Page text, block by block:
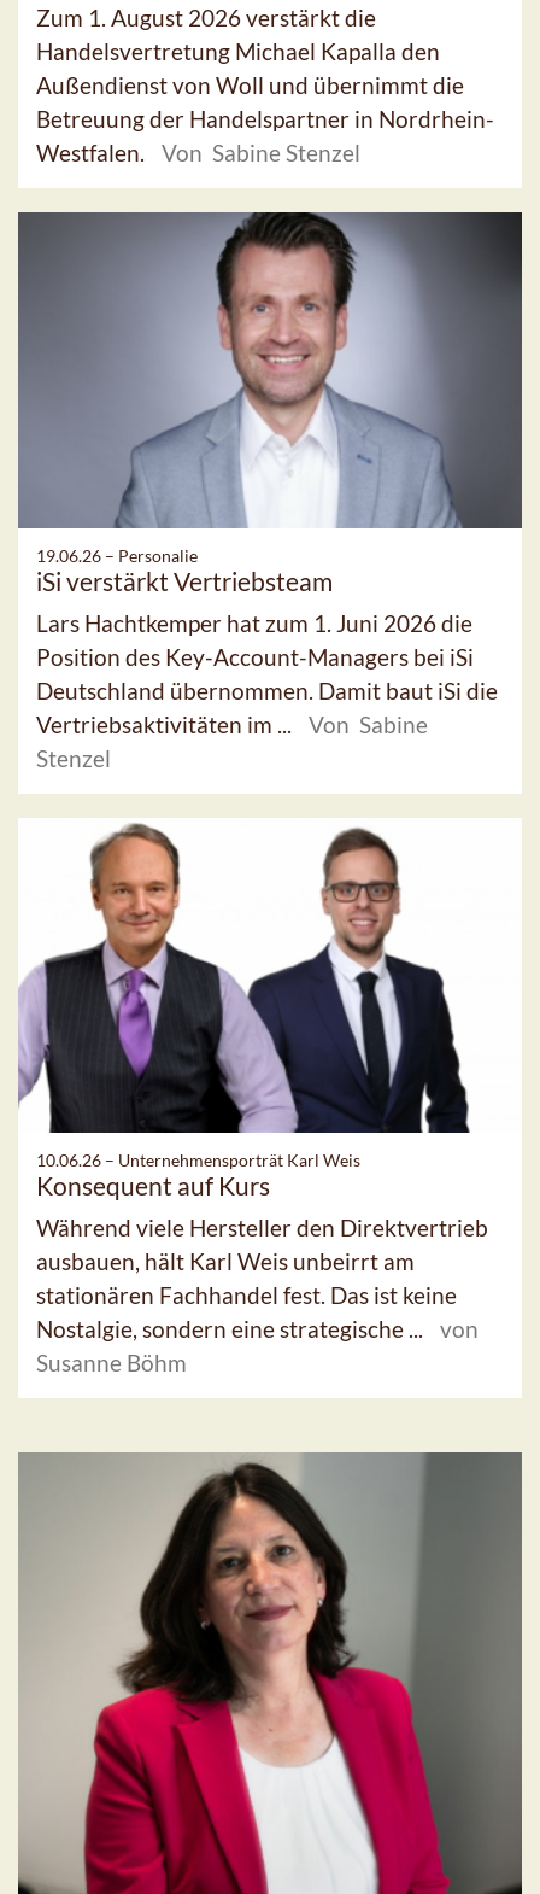
Zum 1. August 2026 verstärkt die
Handelsvertretung Michael Kapalla den
Außendienst von Woll und übernimmt die
Betreuung der Handelspartner in Nordrhein-
Westfalen.
Von Sabine Stenzel
19.06.26 – Personalie
iSi verstärkt Vertriebsteam
Lars Hachtkemper hat zum 1. Juni 2026 die
Position des Key-Account-Managers bei iSi
Deutschland übernommen. Damit baut iSi die
Vertriebsaktivitäten im ...
Von Sabine
Stenzel
10.06.26 – Unternehmensporträt Karl Weis
Konsequent auf Kurs
Während viele Hersteller den Direktvertrieb
ausbauen, hält Karl Weis unbeirrt am
stationären Fachhandel fest. Das ist keine
Nostalgie, sondern eine strategische ...
von
Susanne Böhm